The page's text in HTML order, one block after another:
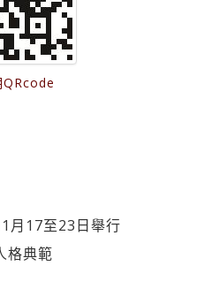
月17至23日舉行
格典範